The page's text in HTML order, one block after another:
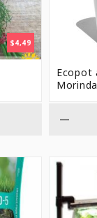
$4,49
Ecopot
—